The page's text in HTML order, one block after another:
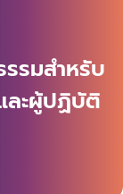
รมสำหรับ
ละผู้ปฏิบัติ